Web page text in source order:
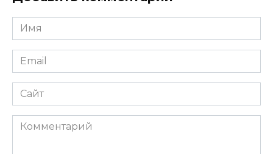
Имя
*
Email
*
Сайт
Комментарий